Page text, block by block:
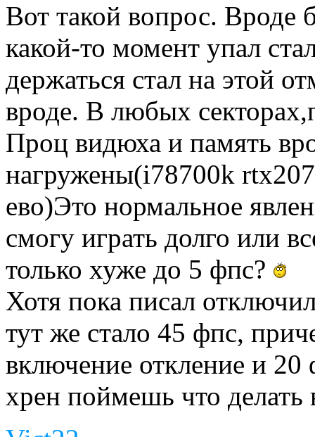
Вот такой вопрос. Вроде
какой-то момент упал
держаться стал на этой
вроде. В любых
Проц видюха и память
нагружены(i78700k
ево)Это нормальное
смогу играть долго или
только хуже до 5 фпс?
Хотя пока писал
тут же стало 45 фпс,
включение откление и 20
хрен поймешь что делать